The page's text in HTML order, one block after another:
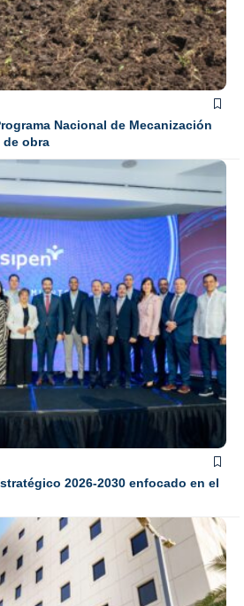
Nacional de Mecanización
de obra
2026-2030 enfocado en el